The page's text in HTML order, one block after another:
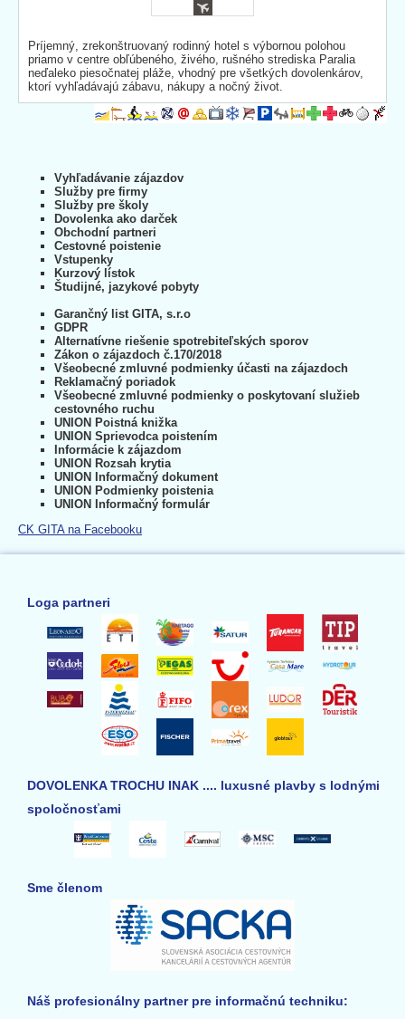
Príjemný, zrekonštruovaný rodinný hotel s výbornou polohou
priamo v centre obľúbeného, živého, rušného strediska Paralia
neďaleko piesočnatej pláže, vhodný pre všetkých dovolenkárov,
ktorí vyhľadávajú zábavu, nákupy a nočný život.
Vyhľadávanie zájazdov
Služby pre firmy
Služby pre školy
Dovolenka ako darček
Obchodní partneri
Cestovné poistenie
Vstupenky
Kurzový lístok
Študijné, jazykové pobyty
Garančný list GITA, s.r.o
GDPR
Alternatívne riešenie spotrebiteľských sporov
Zákon o zájazdoch č.170/2018
Všeobecné zmluvné podmienky účasti na zájazdoch
Reklamačný poriadok
Všeobecné zmluvné podmienky o poskytovaní služieb
cestovného ruchu
UNION Poistná knižka
UNION Sprievodca poistením
Informácie k zájazdom
UNION Rozsah krytia
UNION Informačný dokument
UNION Podmienky poistenia
UNION Informačný formulár
CK GITA na Facebooku
Loga partneri
DOVOLENKA TROCHU INAK .... luxusné plavby s lodnými
spoločnosťami
Sme členom
Náš profesionálny partner pre informačnú techniku: